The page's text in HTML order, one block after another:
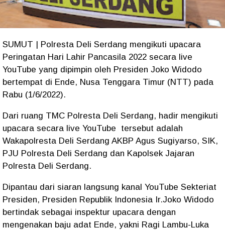
SUMUT | Polresta Deli Serdang mengikuti upacara
Peringatan Hari Lahir Pancasila 2022 secara live
YouTube yang dipimpin oleh Presiden Joko Widodo
bertempat di Ende, Nusa Tenggara Timur (NTT) pada
Rabu (1/6/2022).
Dari ruang TMC Polresta Deli Serdang, hadir mengikuti
upacara secara live YouTube tersebut adalah
Wakapolresta Deli Serdang AKBP Agus Sugiyarso, SIK,
PJU Polresta Deli Serdang dan Kapolsek Jajaran
Polresta Deli Serdang.
Dipantau dari siaran langsung kanal YouTube Sekteriat
Presiden, Presiden Republik Indonesia Ir.Joko Widodo
bertindak sebagai inspektur upacara dengan
mengenakan baju adat Ende, yakni Ragi Lambu-Luka